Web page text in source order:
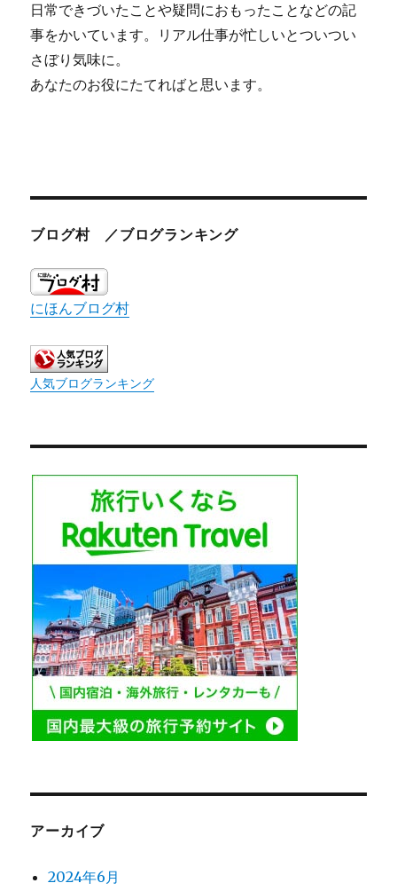
日常できづいたことや疑問におもったことなどの記
事をかいています。リアル仕事が忙しいとついつい
さぼり気味に。
あなたのお役にたてればと思います。
ブログ村 ／ブログランキング
にほんブログ村
人気ブログランキング
アーカイブ
2024年6月